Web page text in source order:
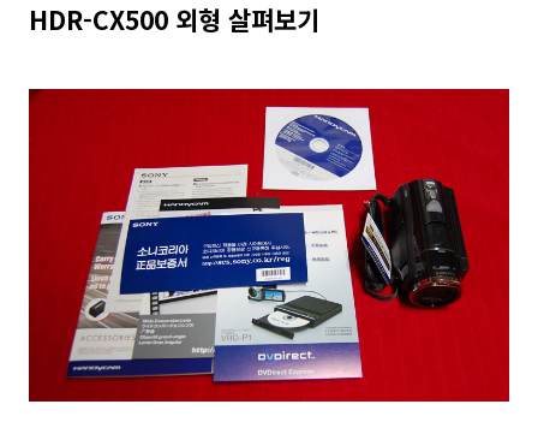
HDR-CX500 외형 살펴보기